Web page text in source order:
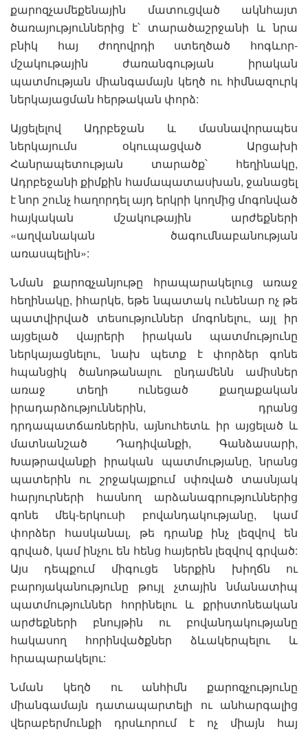
քարոզչամեքենային մատուցված ակնհայտ
ծառայություններից է՝ տարածաշրջանի և նրա
բնիկ հայ ժողովրդի ստեղծած հոգևոր-
մշակութային ժառանգության իրական
պատմության միանգամայն կեղծ ու հիմնազուրկ
ներկայացման հերթական փորձ:
Այցելելով Ադրբեջան և մասնավորապես
ներկայումս օկուպացված Արցախի
Հանրապետության տարածք՝ հեղինակը,
Ադրբեջանի քիմքին համապատասխան, ջանացել
է նոր շունչ հաղորդել այդ երկրի կողմից մոգոնված
հայկական մշակութային արժեքների
«աղվանական ծագումնաբանության
առասպելին»:
Նման քարոզչանյութը հրապարակելուց առաջ
հեղինակը, իհարկե, եթե նպատակ ունենար ոչ թե
պատվիրված տեսություններ մոգոնելու, այլ իր
այցելած վայրերի իրական պատմությունը
ներկայացնելու, նախ պետք է փորձեր գոնե
հպանցիկ ծանոթանալու ընդամենն ամիսներ
առաջ տեղի ունեցած քաղաքական
իրադարձություններին, դրանց
դրդապատճառներին, այնուհետև իր այցելած և
մատնանշած Դադիվանքի, Գանձասարի,
Խաթրավանքի իրական պատմությանը, նրանց
պատերին ու շրջակայքում սփռված տասնյակ
հարյուրների հասնող արձանագրություններից
գոնե մեկ-երկուսի բովանդակությանը, կամ
փորձեր հասկանալ, թե դրանք ինչ լեզվով են
գրված, կամ ինչու են հենց հայերեն լեզվով գրված:
Այս դեպքում միգուցե ներքին խիղճն ու
բարոյականությունը թույլ չտային նմանատիպ
պատմություններ հորինելու և քրիստոնեական
արժեքների բնույթին ու բովանդակությանը
հակասող հորինվածքներ ձևակերպելու և
հրապարակելու:
Նման կեղծ ու անհիմն քարոզչությունը
միանգամայն դատապարտելի ու անհարգալից
վերաբերմունքի դրսևորում է ոչ միայն հայ